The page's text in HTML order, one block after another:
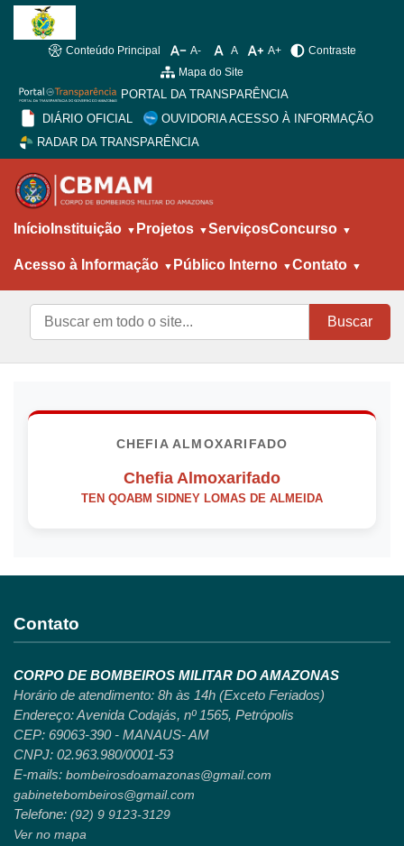
Conteúdo Principal A- A A+
Contraste
Mapa do Site
PORTAL DA TRANSPARÊNCIA
DIÁRIO OFICIAL
OUVIDORIA ACESSO À INFORMAÇÃO
RADAR DA TRANSPARÊNCIA
Início Instituição Projetos ServiçosConcurso
Acesso à Informação Público Interno Contato
Buscar
CHEFIA ALMOXARIFADO
Chefia Almoxarifado
TEN QOABM SIDNEY LOMAS DE ALMEIDA
Contato
CORPO DE BOMBEIROS MILITAR DO AMAZONAS
Horário de atendimento: 8h às 14h (Exceto Feriados)
Endereço: Avenida Codajás, nº 1565, Petrópolis
CEP: 69063-390 - MANAUS- AM
CNPJ: 02.963.980/0001-53
E-mails: bombeirosdoamazonas@gmail.com
gabinetebombeiros@gmail.com
Telefone: (92) 9 9123-3129
Ver no mapa